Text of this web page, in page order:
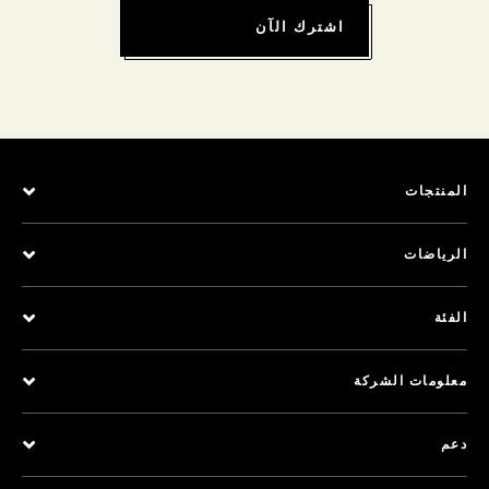
اشترك الآن
المنتجات
الرياضات
الفئة
معلومات الشركة
دعم